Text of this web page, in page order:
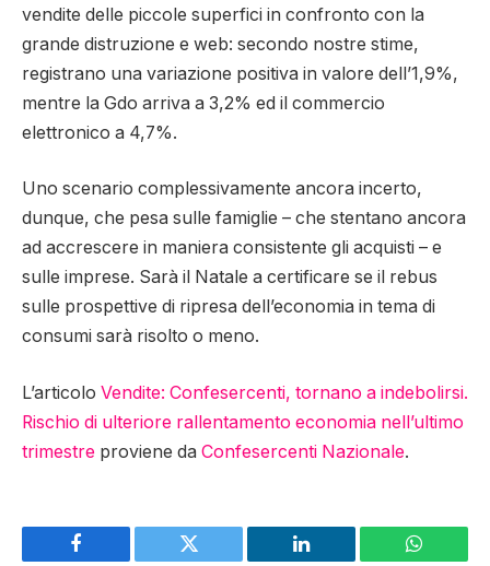
vendite delle piccole superfici in confronto con la
grande distruzione e web: secondo nostre stime,
registrano una variazione positiva in valore dell’1,9%,
mentre la Gdo arriva a 3,2% ed il commercio
elettronico a 4,7%.
Uno scenario complessivamente ancora incerto,
dunque, che pesa sulle famiglie – che stentano ancora
ad accrescere in maniera consistente gli acquisti – e
sulle imprese. Sarà il Natale a certificare se il rebus
sulle prospettive di ripresa dell’economia in tema di
consumi sarà risolto o meno.
L’articolo Vendite: Confesercenti, tornano a indebolirsi.
Rischio di ulteriore rallentamento economia nell’ultimo
trimestre proviene da Confesercenti Nazionale.
Facebook Twitter LinkedIn